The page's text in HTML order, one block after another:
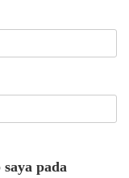
pada